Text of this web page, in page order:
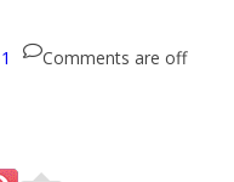
Comments are off